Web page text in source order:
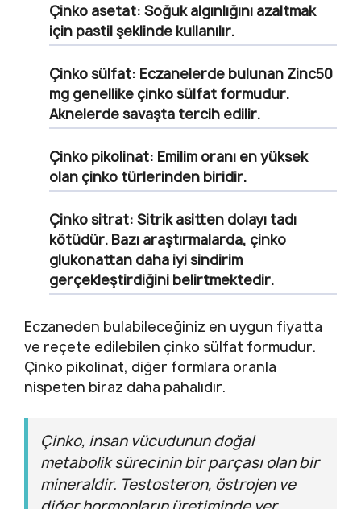
Çinko asetat: Soğuk algınlığını azaltmak
için pastil şeklinde kullanılır.
Çinko sülfat: Eczanelerde bulunan Zinc50
mg genellike çinko sülfat formudur.
Aknelerde savaşta tercih edilir.
Çinko pikolinat: Emilim oranı en yüksek
olan çinko türlerinden biridir.
Çinko sitrat: Sitrik asitten dolayı tadı
kötüdür. Bazı araştırmalarda, çinko
glukonattan daha iyi sindirim
gerçekleştirdiğini belirtmektedir.
Eczaneden bulabileceğiniz en uygun fiyatta
ve reçete edilebilen çinko sülfat formudur.
Çinko pikolinat, diğer formlara oranla
nispeten biraz daha pahalıdır.
Çinko, insan vücudunun doğal
metabolik sürecinin bir parçası olan bir
mineraldir. Testosteron, östrojen ve